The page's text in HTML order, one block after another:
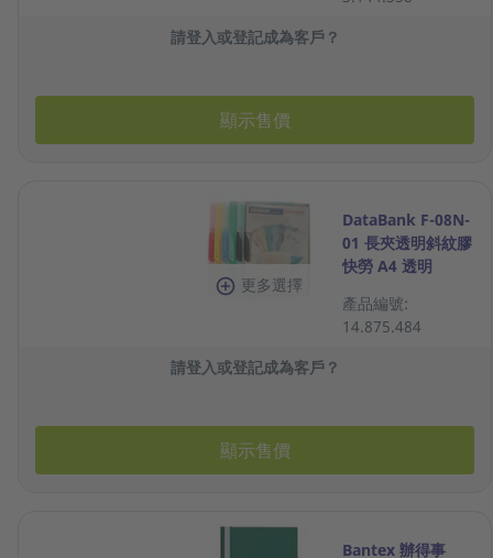
請登入或登記成為客戶？
顯示售價
更多選擇
DataBank F-08N-
01 長夾透明斜紋膠
快勞 A4 透明
產品編號:
14.875.484
請登入或登記成為客戶？
顯示售價
Bantex 辦得事